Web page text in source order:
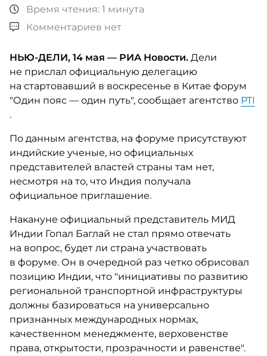
Время чтения: 1 минута
Комментариев нет
НЬЮ-ДЕЛИ, 14 мая — РИА Новости. Дели
не прислал официальную делегацию
на стартовавший в воскресенье в Китае форум
"Один пояс — один путь", сообщает агентство PTI
.
По данным агентства, на форуме присутствуют
индийские ученые, но официальных
представителей властей страны там нет,
несмотря на то, что Индия получала
официальное приглашение.
Накануне официальный представитель МИД
Индии Гопал Баглай не стал прямо отвечать
на вопрос, будет ли страна участвовать
в форуме. Он в очередной раз четко обрисовал
позицию Индии, что "инициативы по развитию
региональной транспортной инфраструктуры
должны базироваться на универсально
признанных международных нормах,
качественном менеджменте, верховенстве
права, открытости, прозрачности и равенстве".